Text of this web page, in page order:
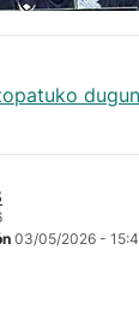
03/05/2026 -